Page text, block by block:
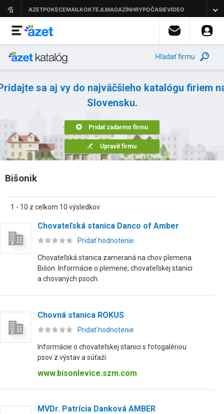
Hľadať firmu
sa aj vy do najväčšieho katalógu firiem
Slovensku.
Pridať zadarmo firmu
Upraviť firmu
Bišonik
1 - 10 z celkom 10 výsledkov
Chovateľská stanica Danco of Amber
Pridať hodnotenie
Chovateľská stanica zameraná na chov plemena
Bišon. Informácie o plemene, chovateľskej stanici
a chovaných psoch.
Chovná stanica ROKUS
Pridať hodnotenie
Informácie o chovateľskej stanici s fotogalériou
psov z výstav a súťaží.
www.bisonlevice.szm.com
MVDr. Patrícia Danková AMBER